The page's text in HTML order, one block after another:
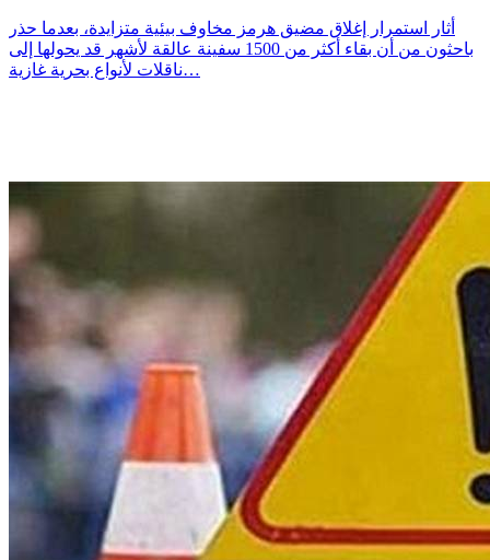
أثار استمرار إغلاق مضيق هرمز مخاوف بيئية متزايدة، بعدما حذر
باحثون من أن بقاء أكثر من 1500 سفينة عالقة لأشهر قد يحولها إلى
ناقلات لأنواع بحرية غازية…